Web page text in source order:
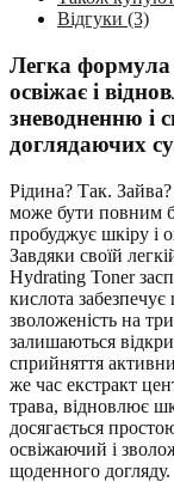
Відгуки (3)
Легка формула
освіжає і
зневодненню і
доглядаючих
Рідина? Так.
може бути повним
пробуджує шкіру і
Завдяки своїй
Hydrating Toner
кислота
зволоженість на
залишаються
сприйняття
же час екстракт
трава, відновлює
досягається
освіжаючий і
щоденного догляду.